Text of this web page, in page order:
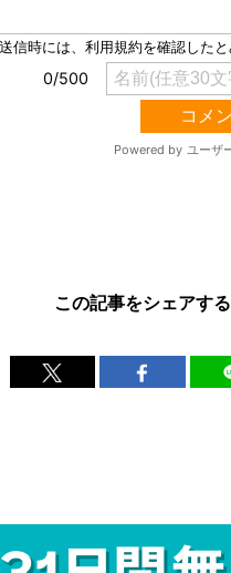
この記事をシェアする